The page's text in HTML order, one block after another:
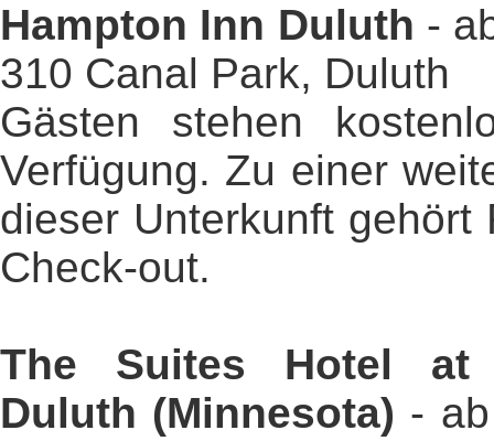
Hampton Inn Duluth -
310 Canal Park, Duluth
Gästen stehen
Verfügung. Zu einer
dieser Unterkunft gehört
Check-out.
The Suites Hotel at
Duluth (Minnesota) -